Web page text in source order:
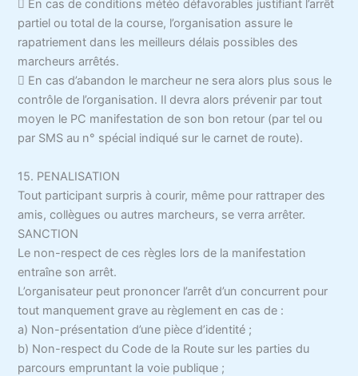
 En cas de conditions météo défavorables justifiant l’arrêt
partiel ou total de la course, l’organisation assure le
rapatriement dans les meilleurs délais possibles des
marcheurs arrêtés.
 En cas d’abandon le marcheur ne sera alors plus sous le
contrôle de l’organisation. Il devra alors prévenir par tout
moyen le PC manifestation de son bon retour (par tel ou
par SMS au n° spécial indiqué sur le carnet de route).
15. PENALISATION
Tout participant surpris à courir, même pour rattraper des
amis, collègues ou autres marcheurs, se verra arrêter.
SANCTION
Le non-respect de ces règles lors de la manifestation
entraîne son arrêt.
L’organisateur peut prononcer l’arrêt d’un concurrent pour
tout manquement grave au règlement en cas de :
a) Non-présentation d’une pièce d’identité ;
b) Non-respect du Code de la Route sur les parties du
parcours empruntant la voie publique ;